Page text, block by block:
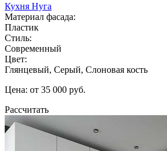
Кухня Нуга
Материал фасада:
Пластик
Стиль:
Современный
Цвет:
Глянцевый, Серый, Слоновая кость
Цена: от 35 000 руб.
Рассчитать